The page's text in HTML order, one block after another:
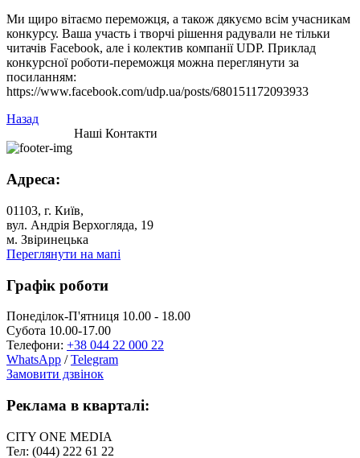
Ми щиро вітаємо переможця, а також дякуємо всім учасникам
конкурсу. Ваша участь і творчі рішення радували не тільки
читачів Facebook, але і колектив компанії UDP. Приклад
конкурсної роботи-переможця можна переглянути за
посиланням:
https://www.facebook.com/udp.ua/posts/680151172093933
Назад
Наші Контакти
Адреса:
01103, г. Київ,
вул. Андрія Верхогляда, 19
м. Звіринецька
Переглянути на мапі
Графік роботи
Понеділок-П'ятниця 10.00 - 18.00
Субота 10.00-17.00
Телефони: +38 044 22 000 22
WhatsApp /Telegram
Замовити дзвінок
Реклама в кварталі:
CITY ONE MEDIA
Тел: (044) 222 61 22